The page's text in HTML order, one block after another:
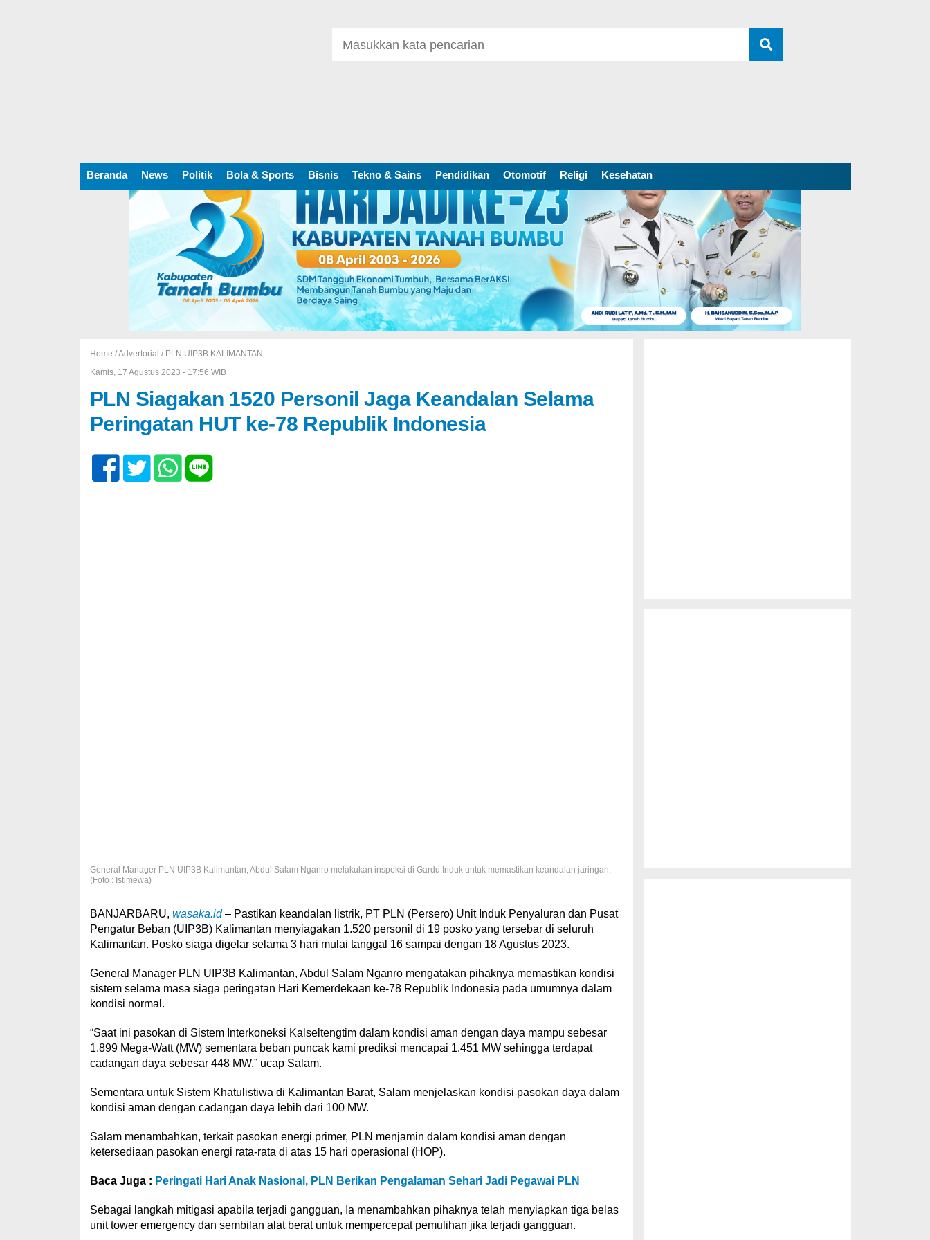
Beranda News Politik Bola & Sports Bisnis Tekno & Sains Pendidikan Otomotif Religi Kesehatan
Home /Advertorial / PLN UIP3B KALIMANTAN
Kamis, 17 Agustus 2023 - 17:56 WIB
PLN Siagakan 1520 Personil Jaga Keandalan Selama
Peringatan HUT ke-78 Republik Indonesia
General Manager PLN UIP3B Kalimantan, Abdul Salam Nganro melakukan inspeksi di Gardu Induk untuk memastikan keandalan jaringan.
(Foto : Istimewa)
BANJARBARU, wasaka.id– Pastikan keandalan listrik, PT PLN (Persero) Unit Induk Penyaluran dan Pusat
Pengatur Beban (UIP3B) Kalimantan menyiagakan 1.520 personil di 19 posko yang tersebar di seluruh
Kalimantan. Posko siaga digelar selama 3 hari mulai tanggal 16 sampai dengan 18 Agustus 2023.
General Manager PLN UIP3B Kalimantan, Abdul Salam Nganro mengatakan pihaknya memastikan kondisi
sistem selama masa siaga peringatan Hari Kemerdekaan ke-78 Republik Indonesia pada umumnya dalam
kondisi normal.
“Saat ini pasokan di Sistem Interkoneksi Kalseltengtim dalam kondisi aman dengan daya mampu sebesar
1.899 Mega-Watt (MW) sementara beban puncak kami prediksi mencapai 1.451 MW sehingga terdapat
cadangan daya sebesar 448 MW,” ucap Salam.
Sementara untuk Sistem Khatulistiwa di Kalimantan Barat, Salam menjelaskan kondisi pasokan daya dalam
kondisi aman dengan cadangan daya lebih dari 100 MW.
Salam menambahkan, terkait pasokan energi primer, PLN menjamin dalam kondisi aman dengan
ketersediaan pasokan energi rata-rata di atas 15 hari operasional (HOP).
Baca Juga : Peringati Hari Anak Nasional, PLN Berikan Pengalaman Sehari Jadi Pegawai PLN
Sebagai langkah mitigasi apabila terjadi gangguan, Ia menambahkan pihaknya telah menyiapkan tiga belas
unit tower emergency dan sembilan alat berat untuk mempercepat pemulihan jika terjadi gangguan.